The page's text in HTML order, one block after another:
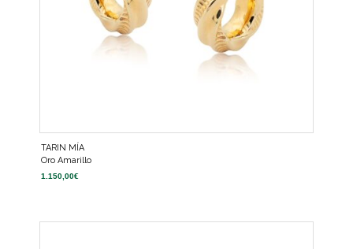
TARIN MÍA
Oro Amarillo
1.150,00€